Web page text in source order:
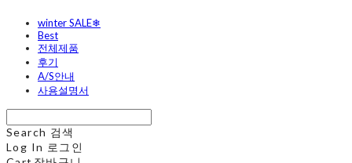
winter SALE❄
Best
전체제품
후기
A/S안내
사용설명서
Search 검색
Log In 로그인